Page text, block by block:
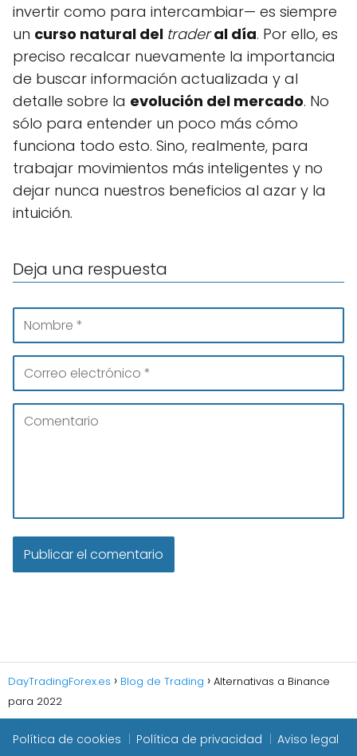
invertir como para intercambiar— es siempre
un curso natural del traderal día. Por ello, es
preciso recalcar nuevamente la importancia
de buscar información actualizada y al
detalle sobre la evolución del mercado. No
sólo para entender un poco más cómo
funciona todo esto. Sino, realmente, para
trabajar movimientos más inteligentes y no
dejar nunca nuestros beneficios al azar y la
intuición.
Deja una respuesta
DayTradingForex.es Blog de Trading
Alternativas a Binance
para 2022
Política de cookies Política de privacidad Aviso legal